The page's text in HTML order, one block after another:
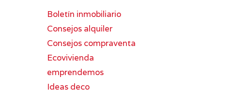
Boletín inmobiliario
Consejos alquiler
Consejos compraventa
Ecovivienda
emprendemos
Ideas deco